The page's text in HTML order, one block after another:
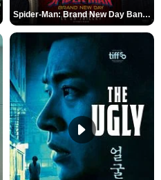
Spider-Man: Brand New Day Bande-annonce (3) VO STFR